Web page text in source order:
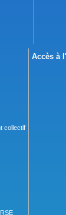
collectif
Accès à